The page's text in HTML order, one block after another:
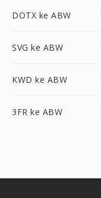
DOTX ke ABW
SVG ke ABW
KWD ke ABW
3FR ke ABW